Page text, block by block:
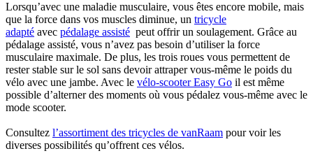
Lorsqu’avec une maladie musculaire, vous êtes encore mobile, mais
que la force dans vos muscles diminue, un tricycle
adapté avec pédalage assisté peut offrir un soulagement. Grâce au
pédalage assisté, vous n’avez pas besoin d’utiliser la force
musculaire maximale. De plus, les trois roues vous permettent de
rester stable sur le sol sans devoir attraper vous-même le poids du
vélo avec une jambe. Avec le vélo-scooter Easy Go il est même
possible d’alterner des moments où vous pédalez vous-même avec le
mode scooter.
Consultez l’assortiment des tricycles de vanRaam pour voir les
diverses possibilités qu’offrent ces vélos.